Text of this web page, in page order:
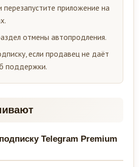
перезапустите приложение на
отмены автопродления.
если продавец не даёт
поддержки.
Telegram Premium